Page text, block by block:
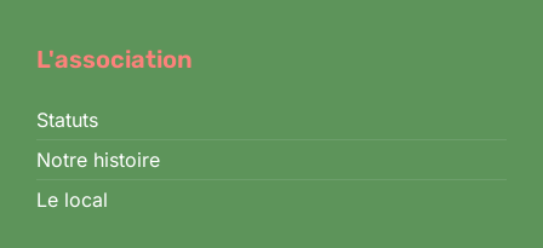
L'association
Statuts
Notre histoire
Le local